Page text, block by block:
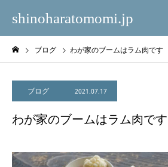
shinoharatomomi.jp
ブログ わが家のブームはラム肉です
ブログ 2021.07.17
わが家のブームはラム肉です